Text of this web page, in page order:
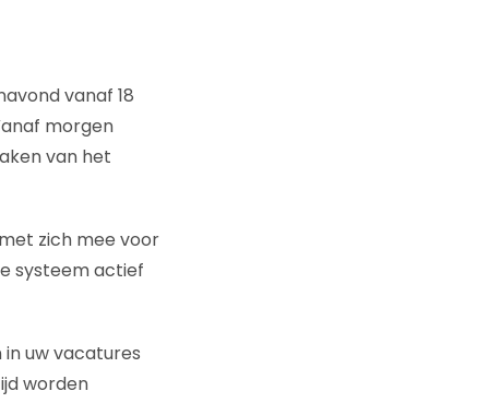
vanaf 18
morgen
van het
zich mee voor
systeem actief
uw vacatures
worden